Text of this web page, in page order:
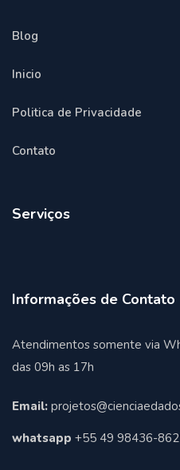
Blog
Inicio
Politica de Privacidade
Contato
Serviços
Informações de Contato
Atendimentos somente via
das 09h as 17h
Email:
whatsapp +55 49 98436-